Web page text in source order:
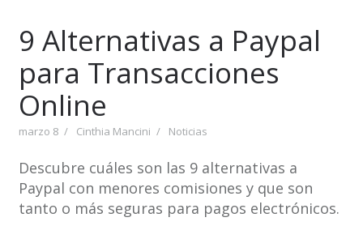
9 Alternativas a Paypal
para Transacciones
Online
marzo 8 Cinthia Mancini Noticias
Descubre cuáles son las 9 alternativas a
Paypal con menores comisiones y que son
tanto o más seguras para pagos electrónicos.